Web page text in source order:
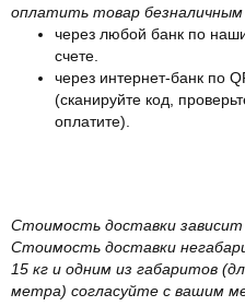
оплатить товар
через любой банк по
счете.
через интернет-банк по
(сканируйте код,
оплатите).
Стоимость доставки зависит
Стоимость доставки
15 кг и одним из габаритов
метра) согласуйте с вашим